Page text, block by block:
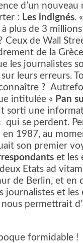
d’un
: Les indignés. «
plus de 3 millions
Ceux de Wall
de la
les journalistes
leurs erreurs.
?
intitulée « Pan
sorti une
qui se perdent.
1987, au
son premier
et les
Etats ad
de Berlin, et en
journalistes et
permettrait
formidable !